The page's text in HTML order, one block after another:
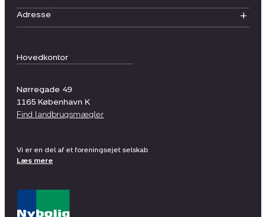
Hovedkontor
Nørregade 49
1165 København K
Find landbrugsmægler
Adresse
Vi er en del af et foreningsejet selskab
Læs mere